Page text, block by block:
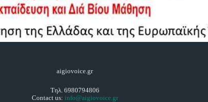
aigiovoice.gr
Τηλ. 6980794806
Contact us: info@aigiovoice.gr